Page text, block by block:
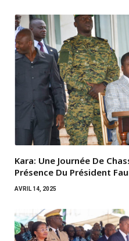
Kara: Une Journée De
Présence Du Président
AVRIL 14, 2025